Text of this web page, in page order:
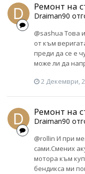
Ремонт на
Draiman90
@sashua Това
от към
преди да се е
може ли да
2 Декември,
Ремонт на
Draiman90
@rollin И при
сами.Смених
мотора към
бендикса ми